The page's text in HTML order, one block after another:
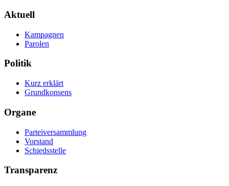
Navigation
Aktuell
Kampagnen
Parolen
Politik
Kurz erklärt
Grundkonsens
Organe
Parteiversammlung
Vorstand
Schiedsstelle
Transparenz